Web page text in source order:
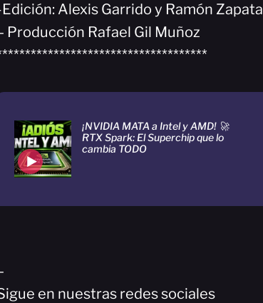
Alexis Garrido y Ramón Zapata
Producción Rafael Gil Muñoz
¡NVIDIA MATA a Intel y AMD! 🚀
RTX Spark: El Superchip que lo
cambia TODO
en nuestras redes sociales